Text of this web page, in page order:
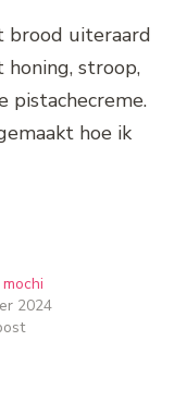
brood uiteraard
honing, stroop,
pistachecreme.
hoe ik
2024